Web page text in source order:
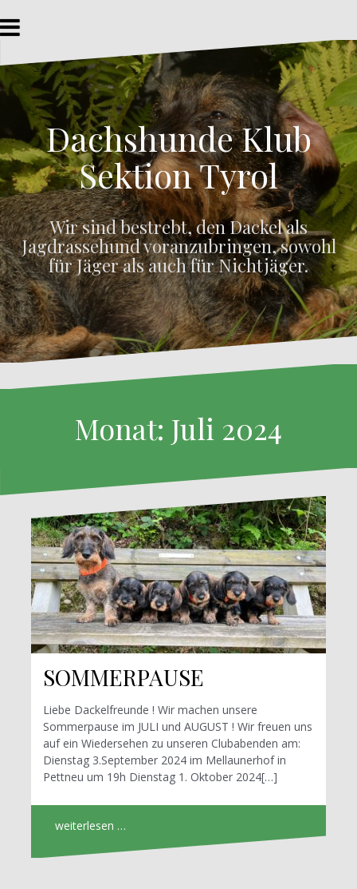
u
h
t
s
p
r
i
n
g
e
n
Dachshunde Klub
Sektion Tyrol
Wir sind bestrebt, den Dackel als
Jagdrassehund voranzubringen, sowohl
für Jäger als auch für Nichtjäger.
Monat: Juli 2024
SOMMERPAUSE
Liebe Dackelfreunde ! Wir machen unsere
Sommerpause im JULI und AUGUST ! Wir freuen uns
auf ein Wiedersehen zu unseren Clubabenden am:
Dienstag 3.September 2024 im Mellaunerhof in
Pettneu um 19h Dienstag 1. Oktober 2024[…]
weiterlesen …